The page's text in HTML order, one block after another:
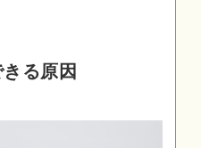
る原因